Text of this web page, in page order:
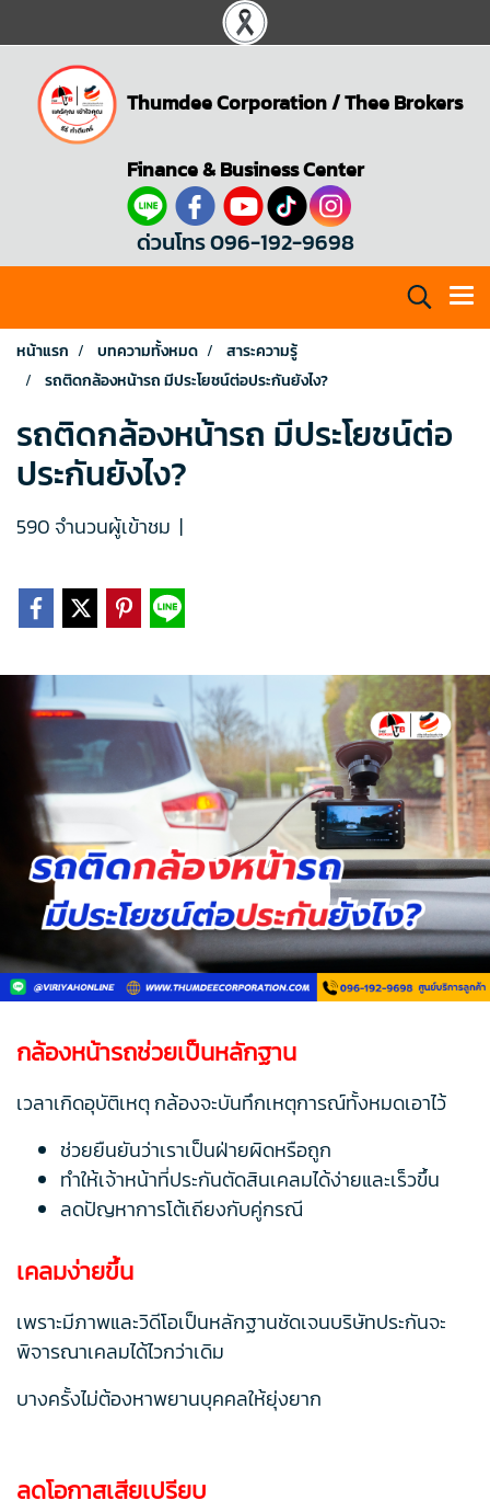
Thumdee Corporation/Thee Brokers
Finance & Business Center
ด่วนโทร 096-192-9698
หน้าแรก บทความทั้งหมด
สาระความรู้
รถติดกล้องหน้ารถ มีประโยชน์ต่อประกันยังไง?
รถติดกล้องหน้ารถ มีประโยชน์ต่อ
ประกันยังไง?
590 จำนวนผู้เข้าชม |
กล้องหน้ารถช่วยเป็นหลักฐาน
เวลาเกิดอุบัติเหตุ กล้องจะบันทึกเหตุการณ์ทั้งหมดเอาไว้
ช่วยยืนยันว่าเราเป็นฝ่ายผิดหรือถูก
ทำให้เจ้าหน้าที่ประกันตัดสินเคลมได้ง่ายและเร็วขึ้น
ลดปัญหาการโต้เถียงกับคู่กรณี
เคลมง่ายขึ้น
เพราะมีภาพและวิดีโอเป็นหลักฐานชัดเจนบริษัทประกันจะ
พิจารณาเคลมได้ไวกว่าเดิม
บางครั้งไม่ต้องหาพยานบุคคลให้ยุ่งยาก
ลดโอกาสเสียเปรียบ